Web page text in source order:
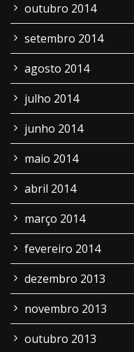
outubro 2014
setembro 2014
agosto 2014
julho 2014
junho 2014
maio 2014
abril 2014
março 2014
fevereiro 2014
dezembro 2013
novembro 2013
outubro 2013